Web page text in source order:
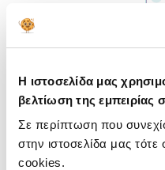
Η ιστοσελίδα μας
βελτίωση της εμπειρίας
Σε περίπτωση που
στην ιστοσελίδα μας
cookies.
Με ένα τηλεφώνημα,